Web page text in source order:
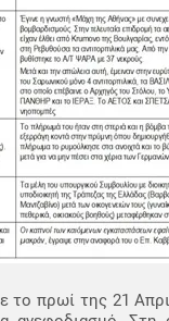
το πρωί της 21